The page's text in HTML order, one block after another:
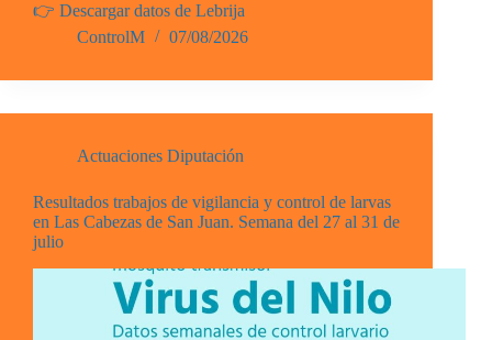
👉 Descargar datos de Lebrija
ControlM
07/08/2026
Actuaciones Diputación
Resultados trabajos de vigilancia y control de larvas
en Las Cabezas de San Juan. Semana del 27 al 31 de
julio